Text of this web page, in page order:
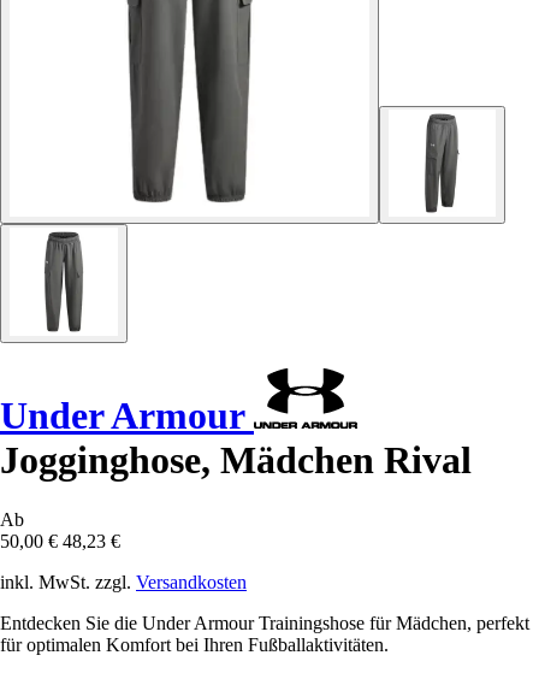
Under Armour
Jogginghose, Mädchen Rival
Ab
50,00 € 48,23 €
inkl. MwSt. zzgl. Versandkosten
Entdecken Sie die Under Armour Trainingshose für Mädchen, perfekt
für optimalen Komfort bei Ihren Fußballaktivitäten.